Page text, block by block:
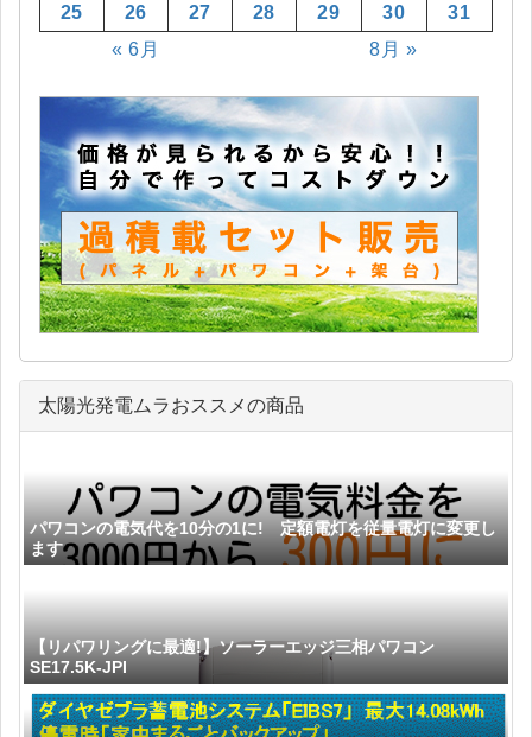
« 6月 8月 »
25
26 27 28 29 30 31
太陽光発電ムラおススメの商品
パワコンの電気代を10分の1に! 定額電灯を従量電灯に変更し
ます
【リパワリングに最適!】ソーラーエッジ三相パワコン
SE17.5K-JPI